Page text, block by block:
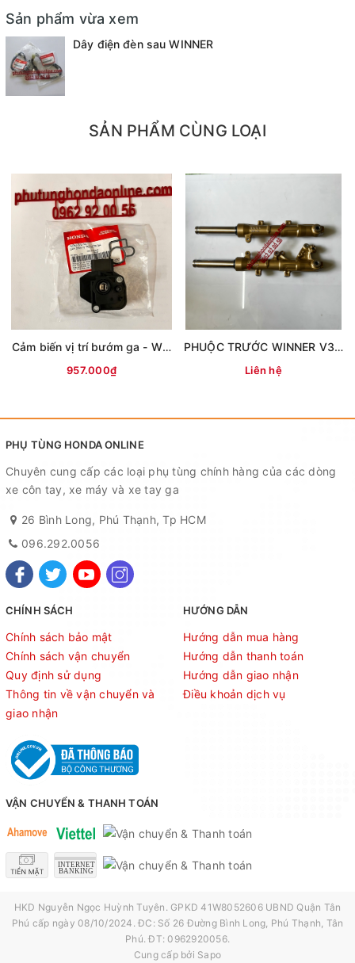
Sản phẩm vừa xem
Dây điện đèn sau WINNER
SẢN PHẨM CÙNG LOẠI
Cảm biến vị trí bướm ga - WINNER
957.000₫
PHUỘC TRƯỚC WINNER V3 (ABS) - MÀU VÀNG
Liên hệ
PHỤ TÙNG HONDA ONLINE
Chuyên cung cấp các loại phụ tùng chính hàng của các dòng
xe côn tay, xe máy và xe tay ga
26 Bình Long, Phú Thạnh, Tp HCM
096.292.0056
CHÍNH SÁCH
Chính sách bảo mật
Chính sách vận chuyển
Quy định sử dụng
Thông tin về vận chuyển và
giao nhận
HƯỚNG DẪN
Hướng dẫn mua hàng
Hướng dẫn thanh toán
Hướng dẫn giao nhận
Điều khoản dịch vụ
VẬN CHUYỂN & THANH TOÁN
HKD Nguyễn Ngọc Huỳnh Tuyên. GPKD 41W8052606 UBND Quận Tân
Phú cấp ngày 08/10/2024. ĐC: Số 26 Đường Bình Long, Phú Thạnh, Tân
Phú. ĐT: 0962920056.
Cung cấp bởi Sapo